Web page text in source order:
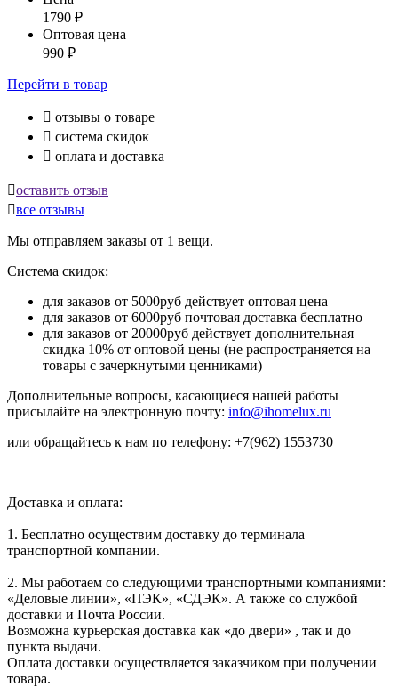
1790 ₽
Оптовая цена
990 ₽
Перейти в товар
 отзывы о товаре
 система скидок
 оплата и доставка
оставить отзыв
все отзывы
Мы отправляем заказы от 1 вещи.
Система скидок:
для заказов от 5000руб действует оптовая цена
для заказов от 6000руб почтовая доставка бесплатно
для заказов от 20000руб действует дополнительная
скидка 10% от оптовой цены (не распространяется на
товары с зачеркнутыми ценниками)
Дополнительные вопросы, касающиеся нашей работы
присылайте на электронную почту: info@ihomelux.ru
или обращайтесь к нам по телефону: +7(962) 1553730
Доставка и оплата:
1. Бесплатно осуществим доставку до терминала
транспортной компании.
2. Мы работаем со следующими транспортными компаниями:
«Деловые линии», «ПЭК», «СДЭК». А также со службой
доставки и Почта России.
Возможна курьерская доставка как «до двери» , так и до
пункта выдачи.
Оплата доставки осуществляется заказчиком при получении
товара.